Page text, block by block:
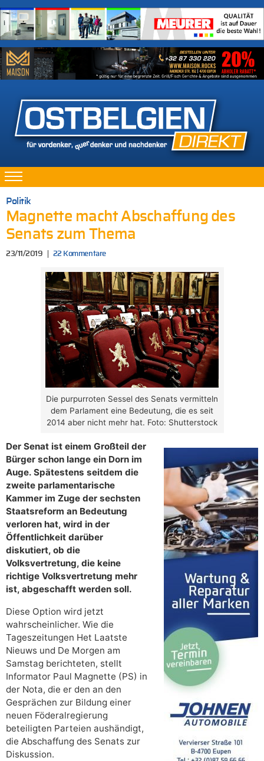
Politik
Magnette macht Abschaffung des
Senats zum Thema
23/11/2019 22 Kommentare
Die purpurroten Sessel des Senats vermitteln
dem Parlament eine Bedeutung, die es seit
2014 aber nicht mehr hat. Foto: Shutterstock
Der Senat ist einem Großteil der
Bürger schon lange ein Dorn im
Auge. Spätestens seitdem die
zweite parlamentarische
Kammer im Zuge der sechsten
Staatsreform an Bedeutung
verloren hat, wird in der
Öffentlichkeit darüber
diskutiert, ob die
Volksvertretung, die keine
richtige Volksvertretung mehr
ist, abgeschafft werden soll.
Diese Option wird jetzt
wahrscheinlicher. Wie die
Tageszeitungen Het Laatste
Nieuws und De Morgen am
Samstag berichteten, stellt
Informator Paul Magnette (PS) in
der Nota, die er den an den
Gesprächen zur Bildung einer
neuen Föderalregierung
beteiligten Parteien aushändigt,
die Abschaffung des Senats zur
Diskussion.